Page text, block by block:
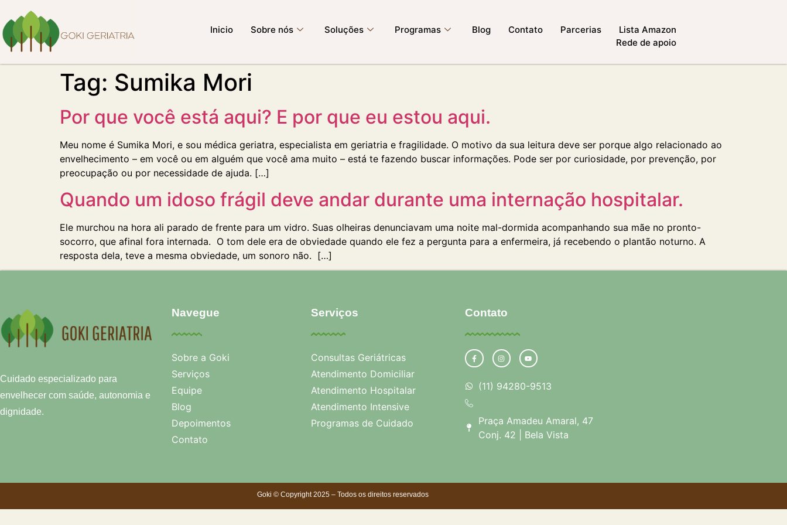
Inicio Sobre nós Soluções Programas Blog Contato Parcerias
Lista Amazon
Rede de apoio
Tag: Sumika Mori
Por que você está aqui? E por que eu estou aqui.
Meu nome é Sumika Mori, e sou médica geriatra, especialista em geriatria e fragilidade. O motivo da sua leitura deve ser porque algo relacionado ao
envelhecimento – em você ou em alguém que você ama muito – está te fazendo buscar informações. Pode ser por curiosidade, por prevenção, por
preocupação ou por necessidade de ajuda. […]
Quando um idoso frágil deve andar durante uma internação hospitalar.
Ele murchou na hora ali parado de frente para um vidro. Suas olheiras denunciavam uma noite mal-dormida acompanhando sua mãe no pronto-
socorro, que afinal fora internada. O tom dele era de obviedade quando ele fez a pergunta para a enfermeira, já recebendo o plantão noturno. A
resposta dela, teve a mesma obviedade, um sonoro não. […]
Cuidado especializado para
envelhecer com saúde, autonomia e
dignidade.
Navegue
Sobre a Goki
Serviços
Equipe
Blog
Depoimentos
Contato
Serviços
Consultas Geriátricas
Atendimento Domiciliar
Atendimento Hospitalar
Atendimento Intensive
Programas de Cuidado
Contato
(11) 94280-9513
Praça Amadeu Amaral, 47
Conj. 42 | Bela Vista
Goki © Copyright 2025 – Todos os direitos reservados